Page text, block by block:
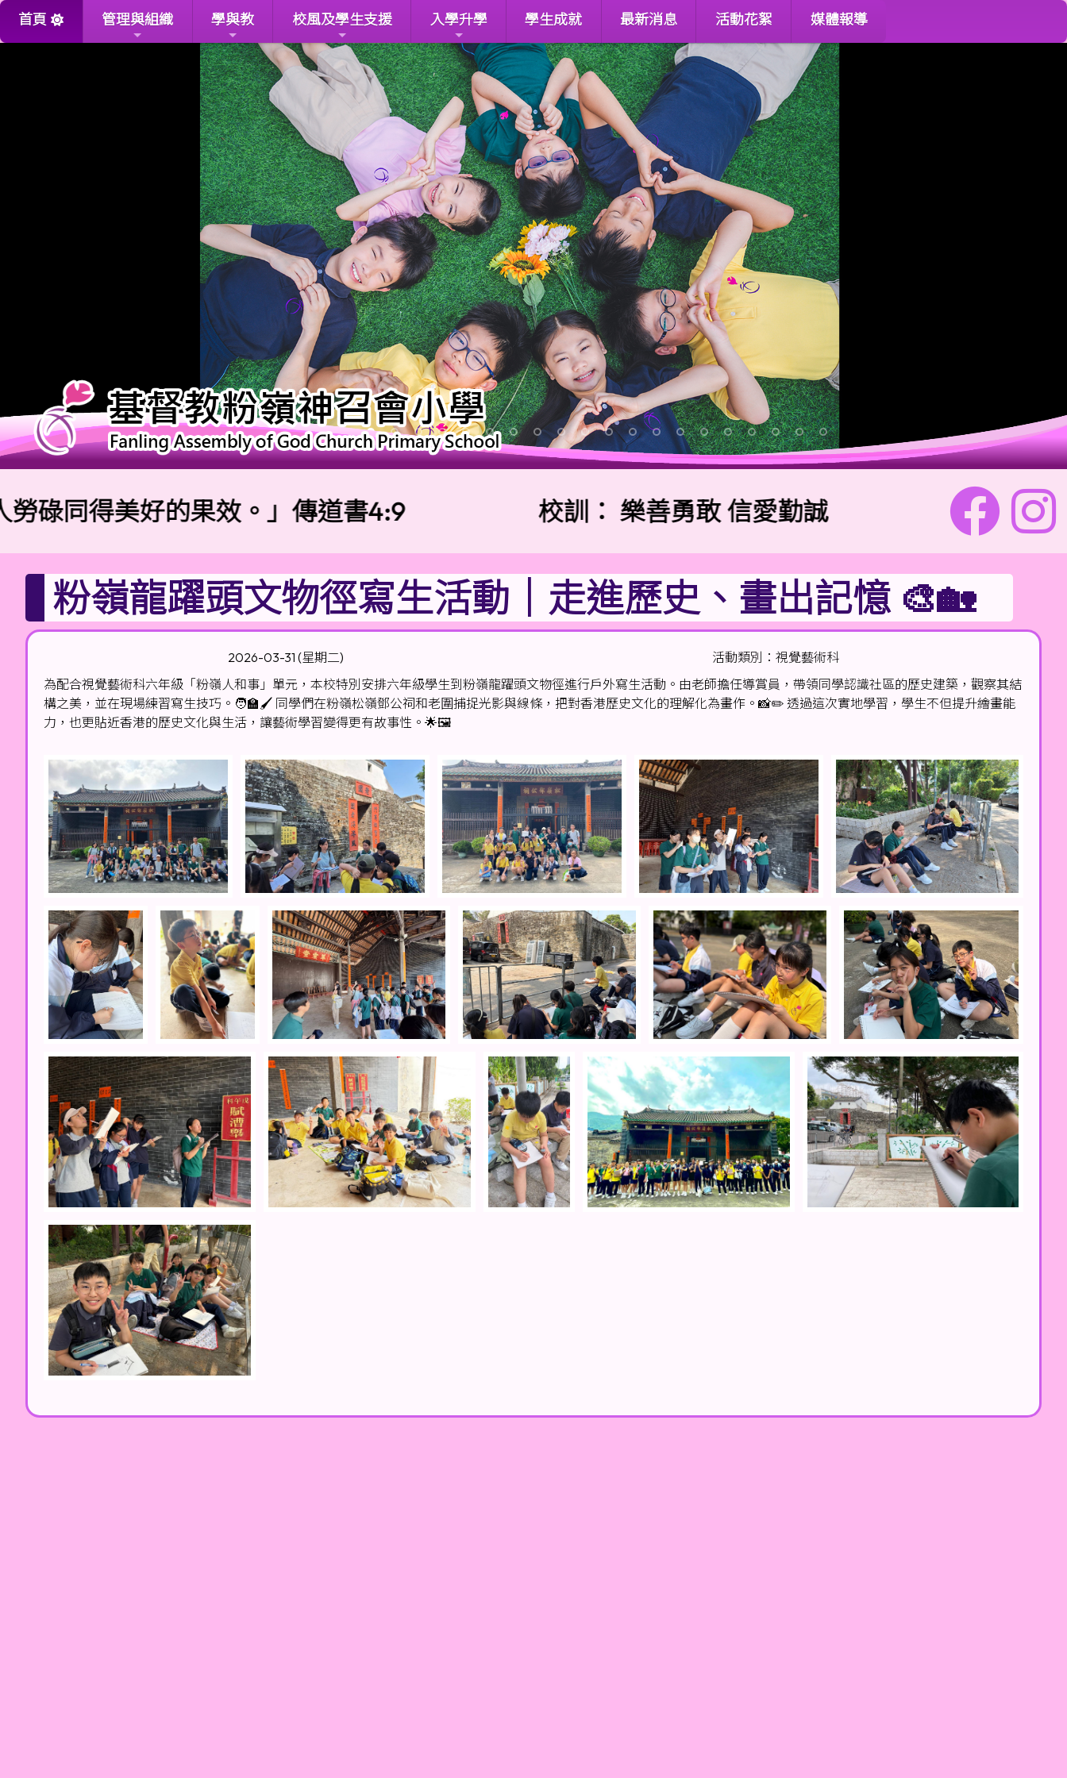
首頁 管理與組織 學與教 校風及學生支援 入學升學 學生成就 最新消息 活動花絮 媒體報導
得美好的果效。」傳道書4:9 校訓：樂善勇敢 信愛勤誠 主題金句：
粉嶺龍躍頭文物徑寫生活動｜走進歷史、畫出記憶 🎨🏡
2026-03-31 (星期二)
活動類別：視覺藝術科
為配合視覺藝術科六年級「粉嶺人和事」單元，本校特別安排六年級學生到粉嶺龍躍頭文物徑進行戶外寫生活動。由老師擔任導賞員，帶領同學認識社區的歷史建築，觀察其結
構之美，並在現場練習寫生技巧。🧑🏫🖌️ 同學們在粉嶺松嶺鄧公祠和老圍捕捉光影與線條，把對香港歷史文化的理解化為畫作。📸✏️ 透過這次實地學習，學生不但提升繪畫能
力，也更貼近香港的歷史文化與生活，讓藝術學習變得更有故事性。🌟🖼️